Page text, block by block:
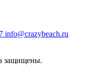
info@crazybeach.ru
защищены.